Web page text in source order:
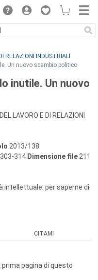
RELAZIONI INDUSTRIALI
Un nuovo scambio politico
inutile. Un nuovo
LAVORO E DI RELAZIONI
2013/138
303-314 Dimensione file 211
intellettuale: per saperne di
CITAMI
pagina di questo